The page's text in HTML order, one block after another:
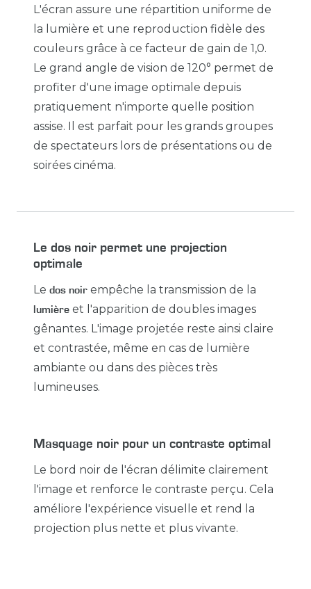
L'écran assure une répartition uniforme de
la lumière et une reproduction fidèle des
couleurs grâce à ce facteur de gain de 1,0.
Le grand angle de vision de 120° permet de
profiter d'une image optimale depuis
pratiquement n'importe quelle position
assise. Il est parfait pour les grands groupes
de spectateurs lors de présentations ou de
soirées cinéma.
Le dos noir permet une projection
optimale
Le dos noir empêche la transmission de la
lumière et l'apparition de doubles images
gênantes. L'image projetée reste ainsi claire
et contrastée, même en cas de lumière
ambiante ou dans des pièces très
lumineuses.
Masquage noir pour un contraste optimal
Le bord noir de l'écran délimite clairement
l'image et renforce le contraste perçu. Cela
améliore l'expérience visuelle et rend la
projection plus nette et plus vivante.